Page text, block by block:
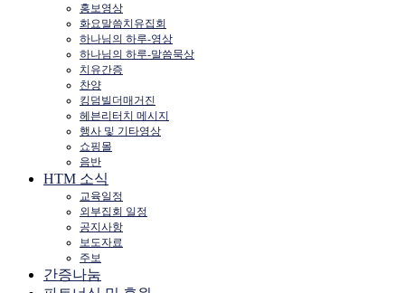
홍보영상
화요말씀치유집회
하나님의 하루-영상
하나님의 하루-말씀묵상
치유간증
찬양
킹덤빌더매거진
헤븐리터치 메시지
행사 및 기타영상
쇼핑몰
음반
HTM 소식
교육일정
외부집회 일정
공지사항
보도자료
주보
간증나눔